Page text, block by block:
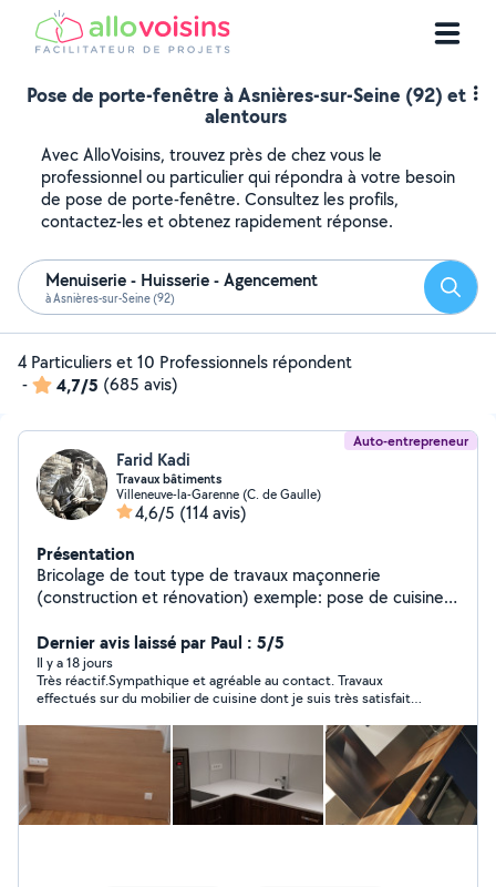
Pose de porte-fenêtre à Asnières-sur-Seine (92) et
alentours
Avec AlloVoisins, trouvez près de chez vous le
professionnel ou particulier qui répondra à votre besoin
de pose de porte-fenêtre. Consultez les profils,
contactez-les et obtenez rapidement réponse.
Menuiserie - Huisserie - Agencement
à Asnières-sur-Seine (92)
4 Particuliers et 10 Professionnels répondent
-
4,7/5 (685 avis)
Auto-entrepreneur
Farid Kadi
Travaux bâtiments
Villeneuve-la-Garenne (C. de Gaulle)
4,6/5 (114 avis)
Présentation
Bricolage de tout type de travaux maçonnerie
(construction et rénovation) exemple: pose de cuisine
placard, paroi de douche, vasque, tringle, suspension,
rénovation de salle de bain, carrelage,pose et
rénovation de parquet, peinture, pose de briques et
parpaings et pierres etc.....
Dernier avis laissé par Paul : 5/5
Il y a 18 jours
Très réactif.Sympathique et agréable au contact. Travaux
effectués sur du mobilier de cuisine dont je suis très satisfait